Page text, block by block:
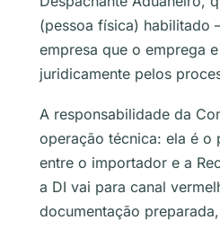
(pessoa física) habilitado
empresa que o emprega
juridicamente pelos
A responsabilidade da
operação técnica: ela é o
entre o importador e a
a DI vai para canal
documentação